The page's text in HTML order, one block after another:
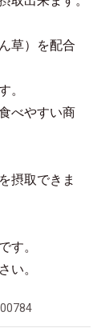
草）を配合
。
べやすい商
摂取できま
す。
い。